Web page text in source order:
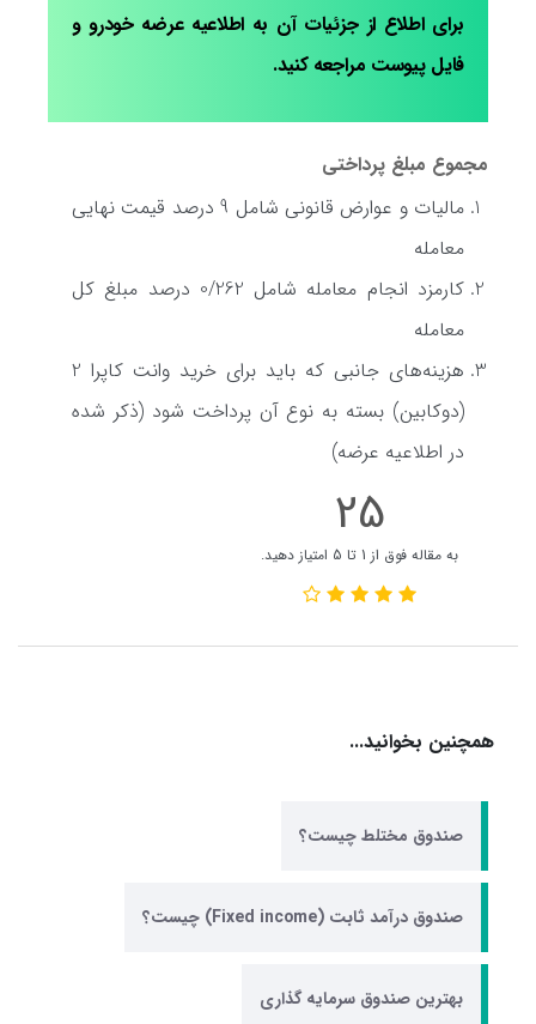
برای اطلاع از جزئیات آن به اطلاعیه عرضه خودرو و
فایل پیوست مراجعه کنید.
مجموع مبلغ پرداختی
مالیات و عوارض قانونی شامل 9 درصد قیمت نهایی
معامله
کارمزد انجام معامله شامل 0/262 درصد مبلغ کل
معامله
هزینه‌های جانبی که باید برای خرید وانت کاپرا 2
(دوکابین) بسته به نوع آن پرداخت شود (ذکر شده
در اطلاعیه عرضه)
25
به مقاله فوق از 1 تا 5 امتیاز دهید.
همچنین بخوانید...
صندوق مختلط چیست؟
صندوق درآمد ثابت (Fixed income) چیست؟
بهترین صندوق سرمایه گذاری